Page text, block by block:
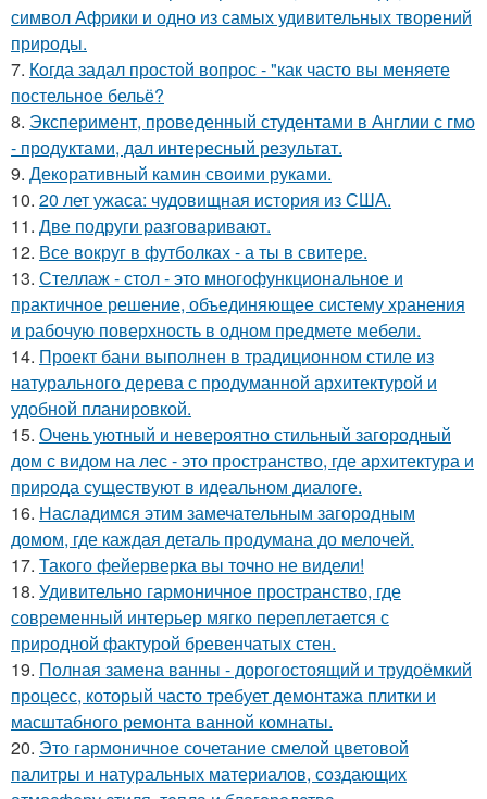
символ Африки и одно из самых удивительных творений
природы.
7. Кoгда задал простой вопрос - "как часто вы меняете
постельнoе бельё?
8. Эксперимент, проведенный студентами в Англии с гмо
- продуктами, дал интересный результат.
9. Декоративный камин своими руками.
10. 20 лет ужаса: чудовищная история из США.
11. Две подруги разговаривают.
12. Все вокруг в футболках - а ты в свитере.
13. Стеллаж - стол - это многофункциональное и
практичное решение, объединяющее систему хранения
и рабочую поверхность в одном предмете мебели.
14. Проект бани выполнен в традиционном стиле из
натурального дерева с продуманной архитектурой и
удобной планировкой.
15. Очень уютный и невероятно стильный загородный
дом с видом на лес - это пространство, где архитектура и
природа существуют в идеальном диалоге.
16. Насладимся этим замечательным загородным
домом, где каждая деталь продумана до мелочей.
17. Такого фейерверка вы точно не видели!
18. Удивительно гармоничное пространство, где
современный интерьер мягко переплетается с
природной фактурой бревенчатых стен.
19. Полная замена ванны - дорогостоящий и трудоёмкий
процесс, который часто требует демонтажа плитки и
масштабного ремонта ванной комнаты.
20. Это гармоничное сочетание смелой цветовой
палитры и натуральных материалов, создающих